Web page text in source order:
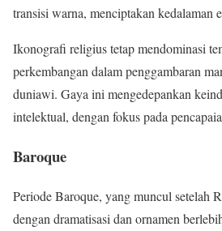
transisi warna, menciptakan kedalaman
Ikonografi religius tetap mendominasi
perkembangan dalam penggambaran
duniawi. Gaya ini mengedepankan
intelektual, dengan fokus pada
Baroque
Periode Baroque, yang muncul setelah
dengan dramatisasi dan ornamen